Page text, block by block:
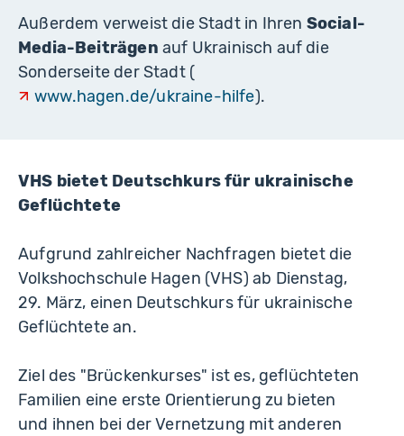
Außerdem verweist die Stadt in Ihren Social-
Media-Beiträgen auf Ukrainisch auf die
Sonderseite der Stadt (
www.hagen.de/ukraine-hilfe).
VHS bietet Deutschkurs für ukrainische
Geflüchtete
Aufgrund zahlreicher Nachfragen bietet die
Volkshochschule Hagen (VHS) ab Dienstag,
29. März, einen Deutschkurs für ukrainische
Geflüchtete an.
Ziel des "Brückenkurses" ist es, geflüchteten
Familien eine erste Orientierung zu bieten
und ihnen bei der Vernetzung mit anderen